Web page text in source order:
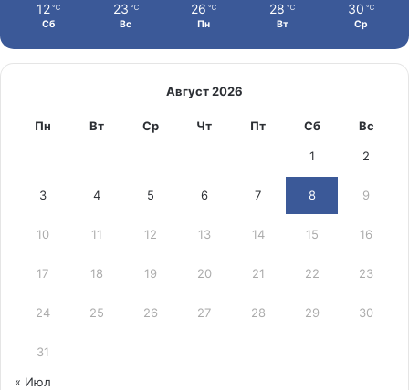
12 ℃
Сб
23 ℃
Вс
26 ℃
Пн
28 ℃
Вт
30 ℃
Ср
Август 2026
Пн Вт Ср Чт Пт Сб Вс
1 2
3 4 5 6 7 8 9
10 11 12 13 14 15 16
17 18 19 20 21 22 23
24 25 26 27 28 29 30
31
« Июл